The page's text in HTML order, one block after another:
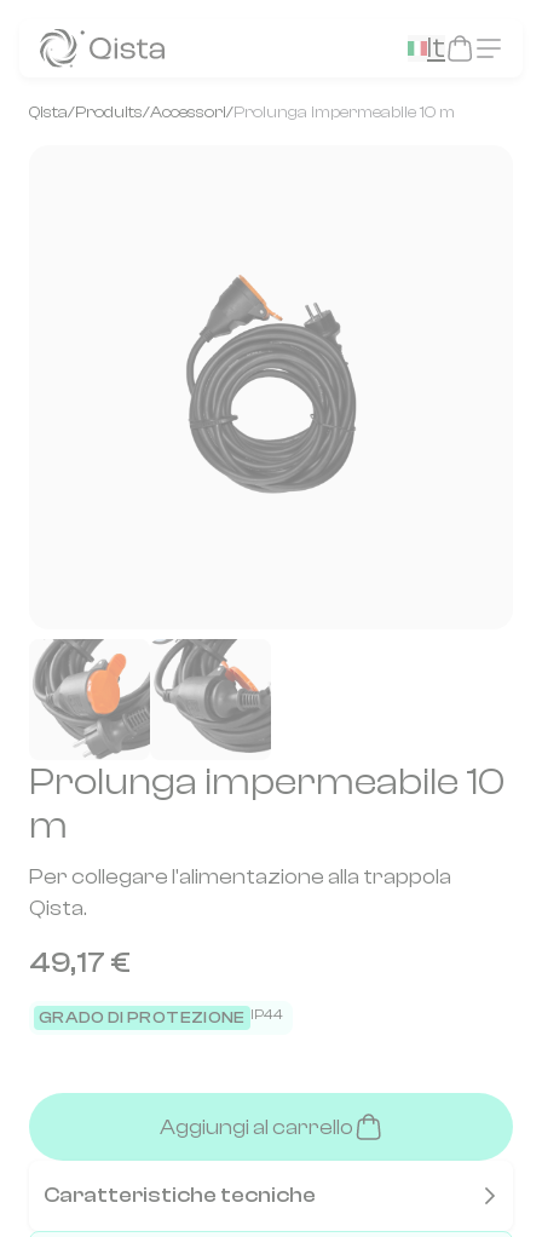
It
Qista/Produits/Accessori/Prolunga impermeabile 10 m
Prolunga impermeabile 10
m
Per collegare l'alimentazione alla trappola
Qista.
49,17 €
GRADO DI PROTEZIONE IP44
Aggiungi al carrello
Caratteristiche tecniche